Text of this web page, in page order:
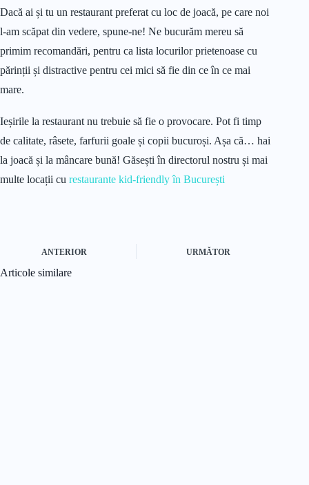
Dacă ai și tu un restaurant preferat cu loc de joacă, pe care noi
l-am scăpat din vedere, spune-ne! Ne bucurăm mereu să
primim recomandări, pentru ca lista locurilor prietenoase cu
părinții și distractive pentru cei mici să fie din ce în ce mai
mare.
Ieșirile la restaurant nu trebuie să fie o provocare. Pot fi timp
de calitate, râsete, farfurii goale și copii bucuroși. Așa că… hai
la joacă și la mâncare bună! Găsești în directorul nostru și mai
multe locații cu restaurante kid-friendly în București
ANTERIOR URMĂTOR
Articole similare